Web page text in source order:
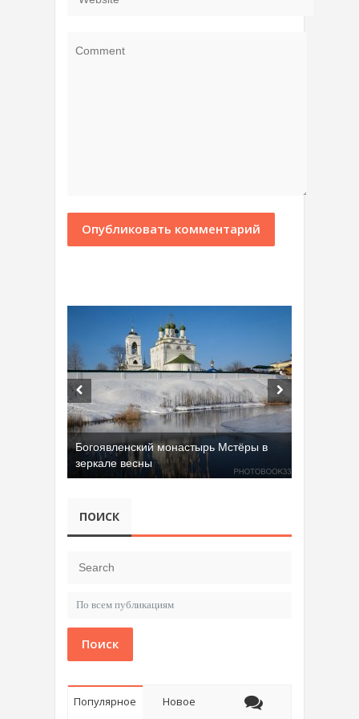
Богоявленский монастырь Мстёры в
зеркале весны
Добрятинский карьер (д. Алферово)
ПОИСК
Поиск
Популярное Новое